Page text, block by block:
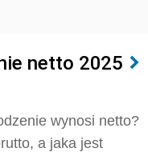
netto 2025
wynosi netto?
a jaka jest